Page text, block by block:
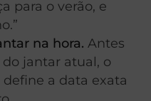
para o verão, e
na hora. Antes
jantar atual, o
a data exata